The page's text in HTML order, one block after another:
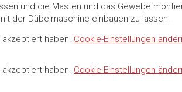
und die Masten und das Gewebe
der Dübelmaschine einbauen zu lassen.
haben. Cookie-Einstellungen
haben. Cookie-Einstellungen